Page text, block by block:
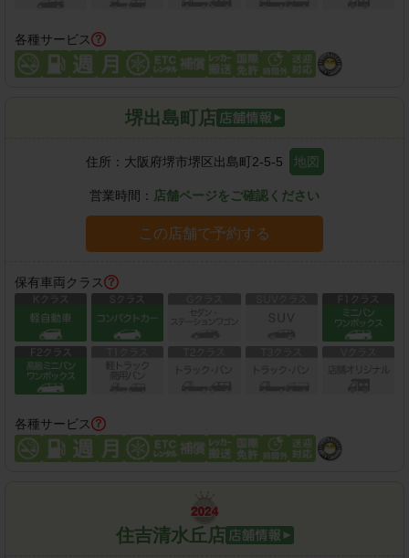
各種サービス
堺出島町店
住所： 大阪府堺市堺区出島町2-5-5 地図
営業時間： 店舗ページをご確認ください
この店舗で予約する
保有車両クラス
各種サービス
住吉清水丘店